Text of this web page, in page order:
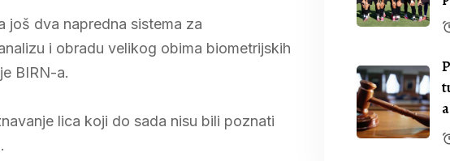
još dva napredna sistema za
i obradu velikog obima biometrijskih
BIRN-a.
lica koji do sada nisu bili poznati